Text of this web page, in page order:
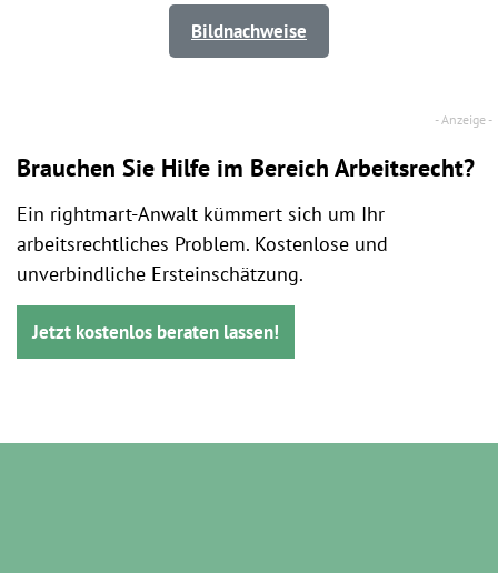
Bildnachweise
Brauchen Sie Hilfe im Bereich Arbeitsrecht?
Ein rightmart-Anwalt kümmert sich um Ihr
arbeitsrechtliches Problem. Kostenlose und
unverbindliche Ersteinschätzung.
Jetzt kostenlos beraten lassen!